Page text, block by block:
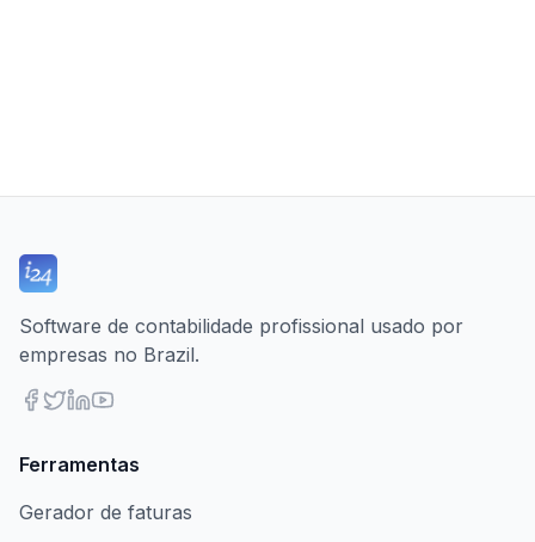
Software de contabilidade profissional usado por
empresas no Brazil.
Ferramentas
Gerador de faturas